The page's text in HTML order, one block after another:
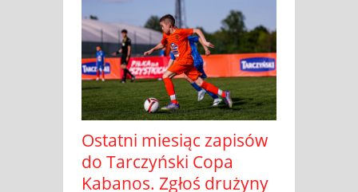
Ostatni miesiąc zapisów
do Tarczyński Copa
Kabanos. Zgłoś drużyny